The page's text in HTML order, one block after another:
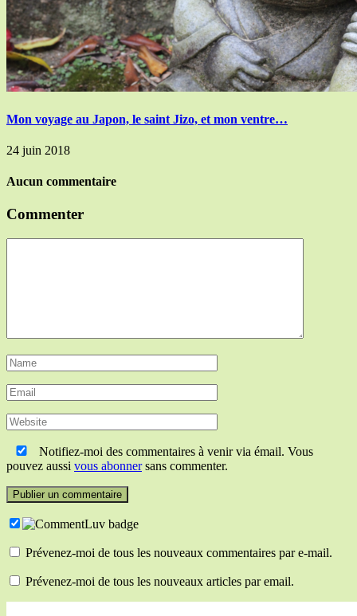
Mon voyage au Japon, le saint Jizo, et mon ventre…
24 juin 2018
Aucun commentaire
Commenter
Notifiez-moi des commentaires à venir via émail. Vous
pouvez aussi vous abonnersans commenter.
Prévenez-moi de tous les nouveaux commentaires par e-mail.
Prévenez-moi de tous les nouveaux articles par email.